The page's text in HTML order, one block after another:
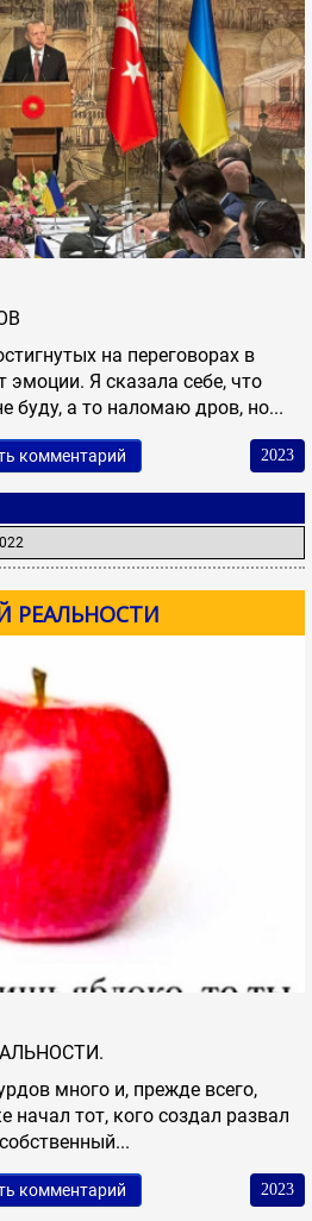
на переговорах в
Я сказала себе, что
буду, а то наломаю дров, но...
комментарий 2023
РЕАЛЬНОСТИ
много и, прежде всего,
начал тот, кого создал развал
комментарий 2023